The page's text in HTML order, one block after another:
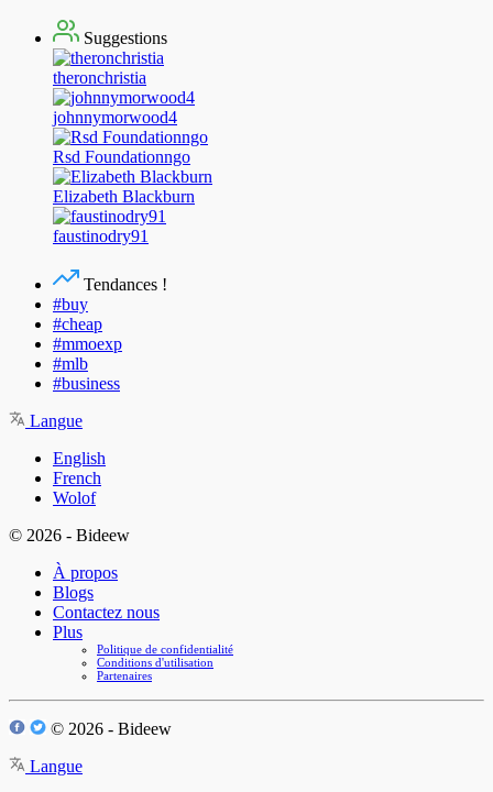
Suggestions
theronchristia
johnnymorwood4
Rsd Foundationngo
Elizabeth Blackburn
faustinodry91
Tendances !
#buy
#cheap
#mmoexp
#mlb
#business
Langue
English
French
Wolof
© 2026 - Bideew
À propos
Blogs
Contactez nous
Plus
Politique de confidentialité
Conditions d'utilisation
Partenaires
© 2026 - Bideew
Langue